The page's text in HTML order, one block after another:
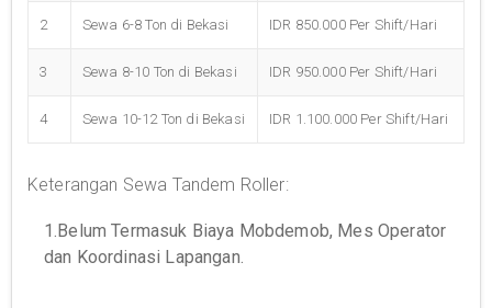
2 Sewa 6-8 Ton di Bekasi IDR 850.000 Per Shift/Hari
3 Sewa 8-10 Ton di Bekasi IDR 950.000 Per Shift/Hari
4 Sewa 10-12 Ton di Bekasi IDR 1.100.000 Per Shift/Hari
Keterangan Sewa Tandem Roller:
1.Belum Termasuk Biaya Mobdemob, Mes Operator
dan Koordinasi Lapangan.